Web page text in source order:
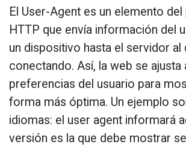
El User-Agent es un elemento
HTTP que envía información del
un dispositivo hasta el servidor al
conectando. Así, la web se ajusta
preferencias del usuario para
forma más óptima. Un ejemplo
idiomas: el user agent informará
versión es la que debe mostrar